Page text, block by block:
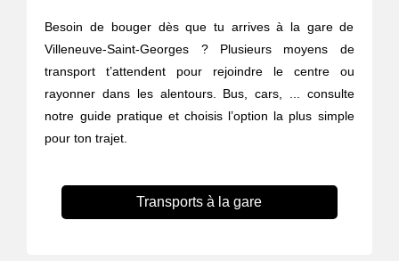
Besoin de bouger dès que tu arrives à la gare de
Villeneuve-Saint-Georges ? Plusieurs moyens de
transport t’attendent pour rejoindre le centre ou
rayonner dans les alentours. Bus, cars, ... consulte
notre guide pratique et choisis l’option la plus simple
pour ton trajet.
Transports à la gare